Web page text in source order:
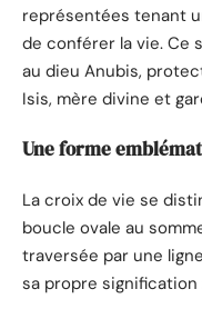
représentées tenant
de conférer la vie. Ce
au dieu Anubis,
Isis, mère divine et
Une forme
La croix de vie se
boucle ovale au
traversée par une
sa propre signification